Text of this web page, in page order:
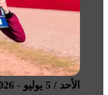
الأحد / 5 يوليو - 2026 / 7:52 مساءً